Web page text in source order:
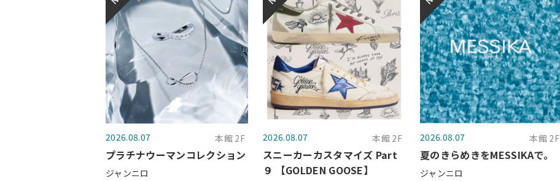
2026.08.07 本館 2F
プラチナウーマンコレクション
ジャンニロ
2026.08.07 本館 2F
スニーカーカスタマイズ Part
９ 【GOLDEN GOOSE】
2026.08.07 本館 2F
夏のきらめきをMESSIKAで。
ジャンニロ